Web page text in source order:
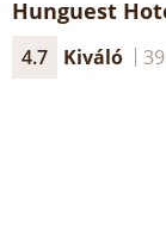
Hunguest
4.7 Kiváló